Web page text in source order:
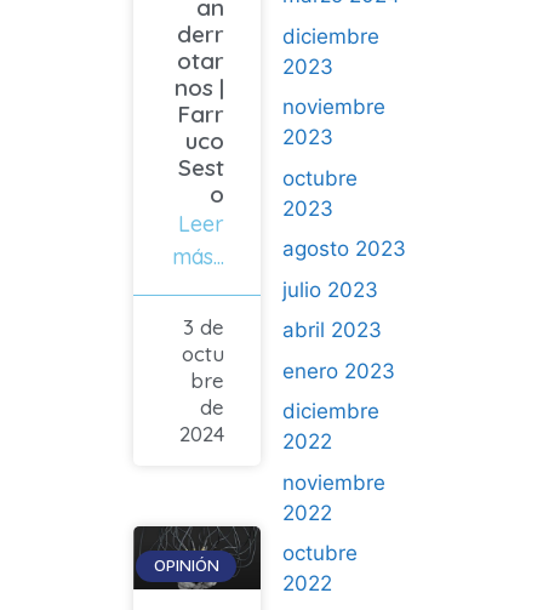
diciembre
2023
noviembre
2023
octubre
2023
agosto 2023
julio 2023
abril 2023
enero 2023
diciembre
2022
noviembre
2022
octubre
2022
an
derr
otar
nos |
Farr
uco
Sest
o
Leer
más...
3 de
octu
bre
de
2024
OPINIÓN